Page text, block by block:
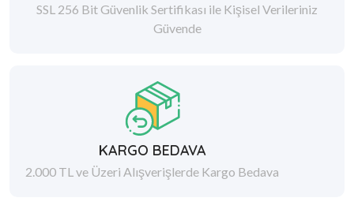
SSL 256 Bit Güvenlik Sertifikası ile Kişisel Verileriniz
Güvende
KARGO BEDAVA
2.000 TL ve Üzeri Alışverişlerde Kargo Bedava